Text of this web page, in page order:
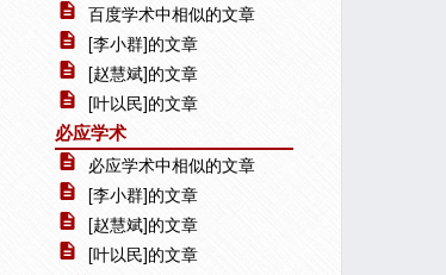
百度学术中相似的文章
[李小群]的文章
[赵慧斌]的文章
[叶以民]的文章
必应学术
必应学术中相似的文章
[李小群]的文章
[赵慧斌]的文章
[叶以民]的文章